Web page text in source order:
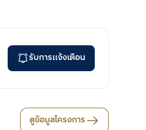
รับการแจ้งเตือน
ดูข้อมูลโครงการ